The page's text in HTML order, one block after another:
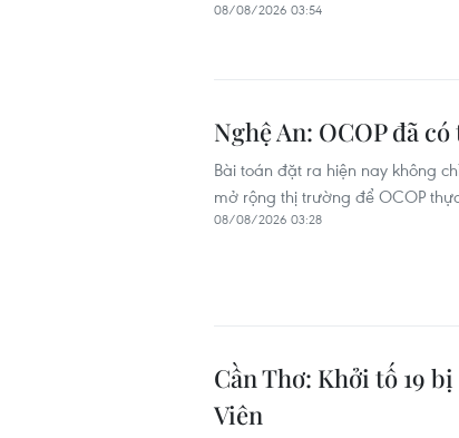
08/08/2026 03:54
Nghệ An: OCOP đã
Bài toán đặt ra hiện nay không
mở rộng thị trường để OCOP
08/08/2026 03:28
Cần Thơ: Khởi tố 19
Viên